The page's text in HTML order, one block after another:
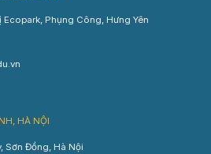
Phụng Công, Hưng Yên
HÀ NỘI
Sơn Đồng, Hà Nội